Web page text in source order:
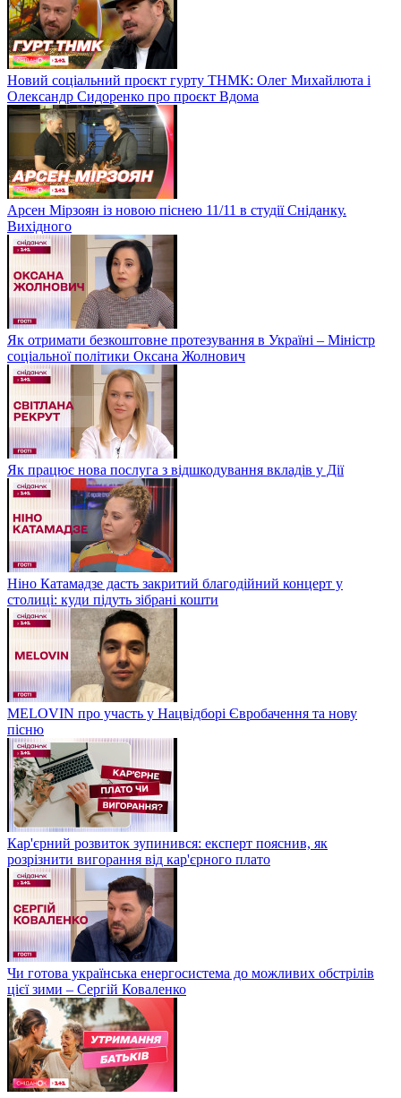
Новий соціальний проєкт гурту ТНМК: Олег Михайлюта і
Олександр Сидоренко про проєкт Вдома
Арсен Мірзоян із новою піснею 11/11 в студії Сніданку.
Вихідного
Як отримати безкоштовне протезування в Україні – Міністр
соціальної політики Оксана Жолнович
Як працює нова послуга з відшкодування вкладів у Дії
Ніно Катамадзе дасть закритий благодійний концерт у
столиці: куди підуть зібрані кошти
MELOVIN про участь у Нацвідборі Євробачення та нову
пісню
Кар'єрний розвиток зупинився: експерт пояснив, як
розрізнити вигорання від кар'єрного плато
Чи готова українська енергосистема до можливих обстрілів
цієї зими – Сергій Коваленко